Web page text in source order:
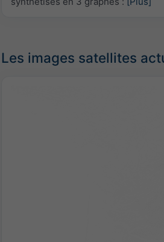
Les images satellites